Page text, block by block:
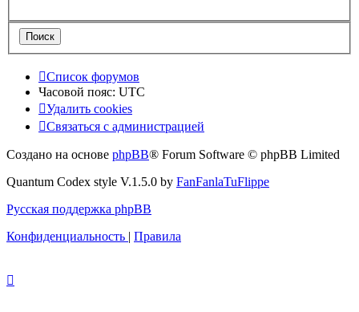
Список форумов
Часовой пояс: UTC
Удалить cookies
Связаться с администрацией
Создано на основе phpBB® Forum Software © phpBB Limited
Quantum Codex style V.1.5.0 by FanFanlaTuFlippe
Русская поддержка phpBB
Конфиденциальность | Правила